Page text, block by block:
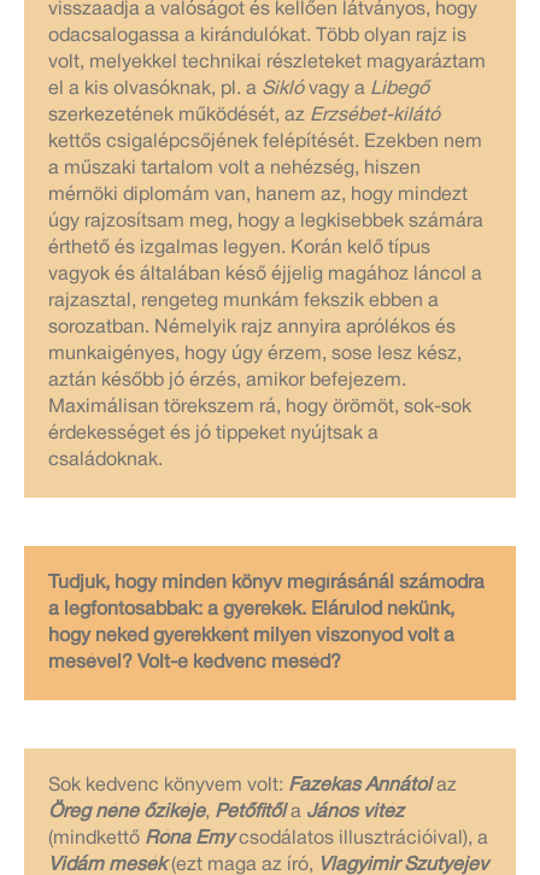
visszaadja a valóságot és kellően látványos, hogy
odacsalogassa a kirándulókat. Több olyan rajz is
volt, melyekkel technikai részleteket magyaráztam
el a kis olvasóknak, pl. a Siklóvagy a Libegő
szerkezetének működését, az Erzsébet-kilátó
kettős csigalépcsőjének felépítését. Ezekben nem
a műszaki tartalom volt a nehézség, hiszen
mérnöki diplomám van, hanem az, hogy mindezt
úgy rajzosítsam meg, hogy a legkisebbek számára
érthető és izgalmas legyen. Korán kelő típus
vagyok és általában késő éjjelig magához láncol a
rajzasztal, rengeteg munkám fekszik ebben a
sorozatban. Némelyik rajz annyira aprólékos és
munkaigényes, hogy úgy érzem, sose lesz kész,
aztán később jó érzés, amikor befejezem.
Maximálisan törekszem rá, hogy örömöt, sok-sok
érdekességet és jó tippeket nyújtsak a
családoknak.
Tudjuk, hogy minden könyv megírásánál számodra
a legfontosabbak: a gyerekek. Elárulod nekünk,
hogy neked gyerekként milyen viszonyod volt a
mesével? Volt-e kedvenc meséd?
Sok kedvenc könyvem volt: Fazekas Annátólaz
Öreg néne őzikéje, Petőfitőla János vitéz
(mindkettő Róna Emycsodálatos illusztrációival), a
Vidám mesék(ezt maga az író, Vlagyimir Szutyejev